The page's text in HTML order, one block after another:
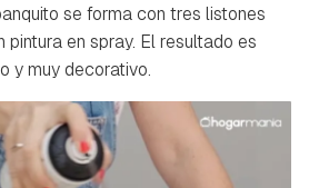
se forma con tres listones
pintura en spray. El resultado es
y muy decorativo.